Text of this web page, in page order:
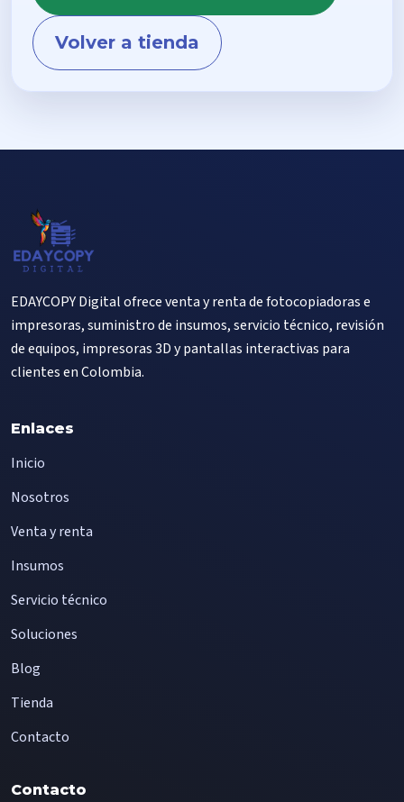
Volver a tienda
EDAYCOPY Digital ofrece venta y renta de fotocopiadoras e
impresoras, suministro de insumos, servicio técnico, revisión
de equipos, impresoras 3D y pantallas interactivas para
clientes en Colombia.
Enlaces
Inicio
Nosotros
Venta y renta
Insumos
Servicio técnico
Soluciones
Blog
Tienda
Contacto
Contacto